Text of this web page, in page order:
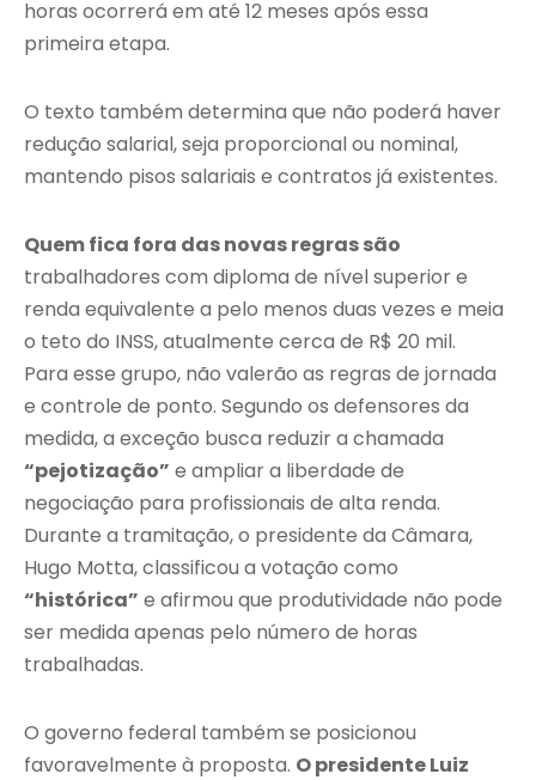
horas ocorrerá em até 12 meses após essa
primeira etapa.
O texto também determina que não poderá haver
redução salarial, seja proporcional ou nominal,
mantendo pisos salariais e contratos já existentes.
Quem fica fora das novas regras são
trabalhadores com diploma de nível superior e
renda equivalente a pelo menos duas vezes e meia
o teto do INSS, atualmente cerca de R$ 20 mil.
Para esse grupo, não valerão as regras de jornada
e controle de ponto. Segundo os defensores da
medida, a exceção busca reduzir a chamada
“pejotização” e ampliar a liberdade de
negociação para profissionais de alta renda.
Durante a tramitação, o presidente da Câmara,
Hugo Motta, classificou a votação como
“histórica” e afirmou que produtividade não pode
ser medida apenas pelo número de horas
trabalhadas.
O governo federal também se posicionou
favoravelmente à proposta. O presidenteLuiz